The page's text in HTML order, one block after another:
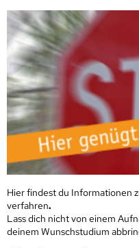
Hier findest du Informationen
verfahren.
Lass dich nicht von einem
deinem Wunschstudium